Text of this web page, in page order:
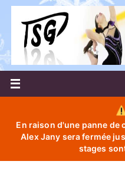
Passer
contenu
En raison d'une panne de
Alex Jany sera fermée
stages